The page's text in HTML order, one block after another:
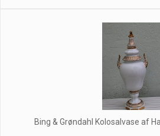
Bing & Grøndahl Kolosalvase af